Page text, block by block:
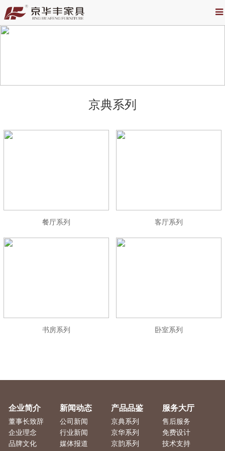
京典系列
餐厅系列 客厅系列
书房系列 卧室系列
企业简介
董事长致辞
企业理念
品牌文化
新闻动态
公司新闻
行业新闻
媒体报道
产品品鉴
京典系列
京华系列
京韵系列
服务大厅
售后服务
免费设计
技术支持